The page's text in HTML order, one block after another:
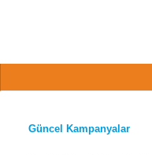
Güncel Kampanyalar